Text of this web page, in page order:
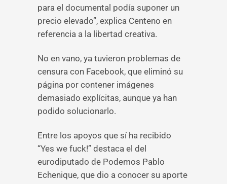
para el documental podía suponer un
precio elevado”, explica Centeno en
referencia a la libertad creativa.
No en vano, ya tuvieron problemas de
censura con Facebook, que eliminó su
página por contener imágenes
demasiado explícitas, aunque ya han
podido solucionarlo.
Entre los apoyos que sí ha recibido
“Yes we fuck!” destaca el del
eurodiputado de Podemos Pablo
Echenique, que dio a conocer su aporte